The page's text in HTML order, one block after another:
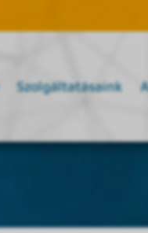
Szolgáltatásaink